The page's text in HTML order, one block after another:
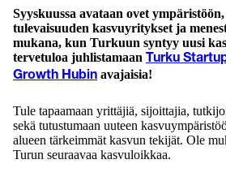
Syyskuussa avataan ovet
tulevaisuuden kasvuyritykset ja
mukana, kun Turkuun syntyy uusi
tervetuloa juhlistamaan Turku
Growth Hubin avajaisia!
Tule tapaamaan yrittäjiä, sijoittajia,
sekä tutustumaan uuteen
alueen tärkeimmät kasvun tekijät. Ole
Turun seuraavaa kasvuloikkaa.